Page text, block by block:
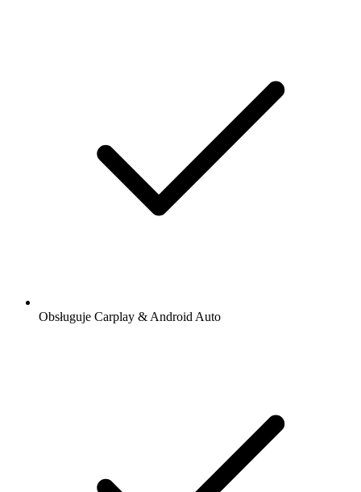
Obsługuje Carplay & Android Auto